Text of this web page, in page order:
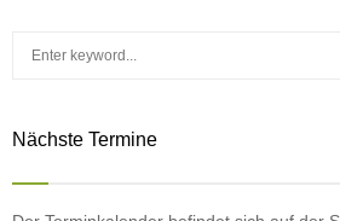
a
y
e
cNächste Termine